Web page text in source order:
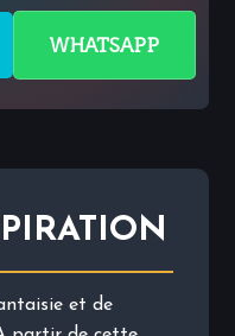
WHATSAPP
et de